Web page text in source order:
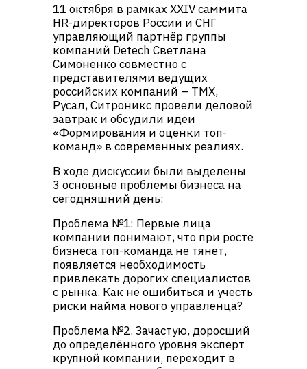
11 октября в рамках XXIV саммита
HR-директоров России и СНГ
управляющий партнёр группы
компаний Detech Светлана
Симоненко совместно с
представителями ведущих
российских компаний – ТМХ,
Русал, Ситроникс провели деловой
завтрак и обсудили идеи
«Формирования и оценки топ-
команд» в современных реалиях.
В ходе дискуссии были выделены
3 основные проблемы бизнеса на
сегодняшний день:
Проблема №1: Первые лица
компании понимают, что при росте
бизнеса топ-команда не тянет,
появляется необходимость
привлекать дорогих специалистов
с рынка. Как не ошибиться и учесть
риски найма нового управленца?
Проблема №2. Зачастую, доросший
до определённого уровня эксперт
крупной компании, переходит в